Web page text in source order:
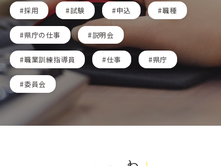
採用 試験 申込 職種
県庁の仕事 説明会
職業訓練指導員 仕事 県庁
委員会